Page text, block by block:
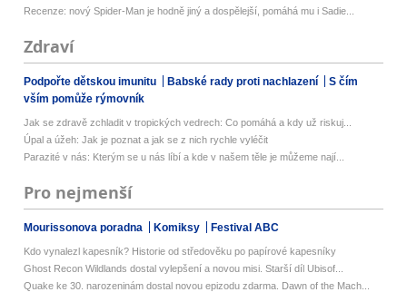
Recenze: nový Spider-Man je hodně jiný a dospělejší, pomáhá mu i Sadie...
Zdraví
Podpořte dětskou imunitu Babské rady proti nachlazení
S čím
vším pomůže rýmovník
Jak se zdravě zchladit v tropických vedrech: Co pomáhá a kdy už riskuj...
Úpal a úžeh: Jak je poznat a jak se z nich rychle vyléčit
Parazité v nás: Kterým se u nás líbí a kde v našem těle je můžeme nají...
Pro nejmenší
Mourissonova poradna Komiksy Festival ABC
Kdo vynalezl kapesník? Historie od středověku po papírové kapesníky
Ghost Recon Wildlands dostal vylepšení a novou misi. Starší díl Ubisof...
Quake ke 30. narozeninám dostal novou epizodu zdarma. Dawn of the Mach...